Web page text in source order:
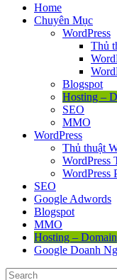
Home
Chuyên Mục
WordPress
Thủ
Blogspot
Hosting –
SEO
MMO
WordPress
Thủ thuật
WordPress
WordPress
SEO
Google Adwords
Blogspot
MMO
Hosting – Domain
Google Doanh